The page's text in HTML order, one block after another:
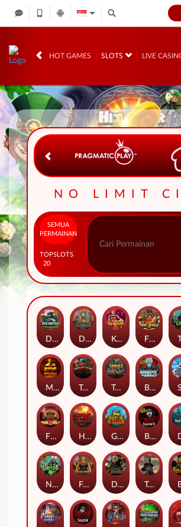
HOT GAMES SLOTS LIVE
IDR
NO LIMIT
SEMUA
PERMAINAN
TOP
20
SLOTS
Duck Hunters Fire in the Hole 3
Highway to Hell
Brute Force
Tombstone Slaughter
Blood & Shadow 2
Mental
Deadwood R.I.P
Nexus The Crypt
Gator Hunters
Kenneth Must Die
Tombstone RIP
Fire in the Hole 2
Tanked
Folsom Prison Dead Canary